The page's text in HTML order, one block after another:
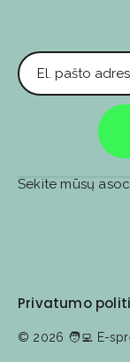
Privatumo
© 2026 🧑‍💻️ E-
Sekite mūsų